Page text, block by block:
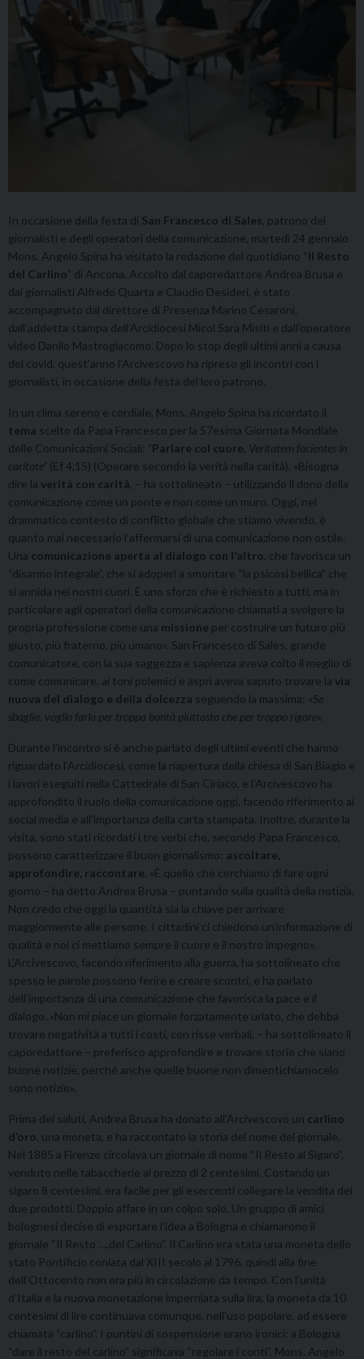
In occasione della festa di San Francesco di Sales , patrono dei
giornalisti e degli operatori della comunicazione, martedì 24 gennaio
Mons. Angelo Spina ha visitato la redazione del quotidiano “Il Resto
del Carlino” di Ancona. Accolto dal caporedattore Andrea Brusa e
dai giornalisti Alfredo Quarta e Claudio Desideri, è stato
accompagnato dal direttore di Presenza Marino Cesaroni,
dall’addetta stampa dell’Arcidiocesi Micol Sara Misiti e dall’operatore
video Danilo Mastrogiacomo. Dopo lo stop degli ultimi anni a causa
del covid, quest’anno l’Arcivescovo ha ripreso gli incontri con i
giornalisti, in occasione della festa del loro patrono.
In un clima sereno e cordiale, Mons. Angelo Spina ha ricordato il
tema scelto da Papa Francesco per la 57esima Giornata Mondiale
delle Comunicazioni Sociali: ”Parlare col cuore Veritatem facientes in
caritate” (Ef 4,15) (Operare secondo la verità nella carità). «Bisogna
dire la verità con carità , – ha sottolineato – utilizzando il dono della
comunicazione come un ponte e non come un muro. Oggi, nel
drammatico contesto di conflitto globale che stiamo vivendo, è
quanto mai necessario l’affermarsi di una comunicazione non ostile.
Una comunicazione aperta al dialogo con l’altro , che favorisca un
“disarmo integrale”, che si adoperi a smontare “la psicosi bellica” che
si annida nei nostri cuori. È uno sforzo che è richiesto a tutti, ma in
particolare agli operatori della comunicazione chiamati a svolgere la
propria professione come una missione per costruire un futuro più
giusto, più fraterno, più umano». San Francesco di Sales, grande
comunicatore, con la sua saggezza e sapienza aveva colto il meglio di
come comunicare, ai toni polemici e aspri aveva saputo trovare la via
nuova del dialogo e della dolcezza seguendo la massima: « Se
sbaglio, voglio farlo per troppa bontà piuttosto che per troppo rigore».
Durante l’incontro si è anche parlato degli ultimi eventi che hanno
riguardato l’Arcidiocesi, come la riapertura della chiesa di San Biagio e
i lavori eseguiti nella Cattedrale di San Ciriaco, e l’Arcivescovo ha
approfondito il ruolo della comunicazione oggi, facendo riferimento ai
social media e all’importanza della carta stampata. Inoltre, durante la
visita, sono stati ricordati i tre verbi che, secondo Papa Francesco,
possono caratterizzare il buon giornalismo: ascoltare,
approfondire, raccontare . «È quello che cerchiamo di fare ogni
giorno – ha detto Andrea Brusa – puntando sulla qualità della notizia.
Non credo che oggi la quantità sia la chiave per arrivare
maggiormente alle persone. I cittadini ci chiedono un’informazione di
qualità e noi ci mettiamo sempre il cuore e il nostro impegno».
L’Arcivescovo, facendo riferimento alla guerra, ha sottolineato che
spesso le parole possono ferire e creare scontri, e ha parlato
dell’importanza di una comunicazione che favorisca la pace e il
dialogo. «Non mi piace un giornale forzatamente urlato, che debba
trovare negatività a tutti i costi, con risse verbali, – ha sottolineato il
caporedattore – preferisco approfondire e trovare storie che siano
buone notizie, perché anche quelle buone non dimentichiamocelo
sono notizie».
Prima dei saluti, Andrea Brusa ha donato all’Arcivescovo un carlino
d’oro , una moneta, e ha raccontato la storia del nome del giornale.
Nel 1885 a Firenze circolava un giornale di nome “Il Resto al Sigaro”,
venduto nelle tabaccherie al prezzo di 2 centesimi. Costando un
sigaro 8 centesimi, era facile per gli esercenti collegare la vendita dei
due prodotti. Doppio affare in un colpo solo. Un gruppo di amici
bolognesi decise di esportare l’idea a Bologna e chiamarono il
giornale “Il Resto ….del Carlino”. Il Carlino era stata una moneta dello
stato Pontificio coniata dal XIII secolo al 1796, quindi alla fine
dell’Ottocento non era più in circolazione da tempo. Con l’unità
d’Italia e la nuova monetazione imperniata sulla lira, la moneta da 10
centesimi di lire continuava comunque, nell’uso popolare, ad essere
chiamata “carlino”. I puntini di sospensione erano ironici: a Bologna
“dare il resto del carlino” significava “regolare i conti”. Mons. Angelo